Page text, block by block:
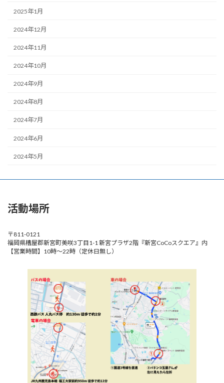
2025年1月
2024年12月
2024年11月
2024年10月
2024年9月
2024年8月
2024年7月
2024年6月
2024年5月
活動場所
〒811-0121
福岡県糟屋郡新宮町美咲3丁目1-1 新宮プラザ2階『新宮CoCoスクエア』内
【営業時間】10時～22時（定休日無し）